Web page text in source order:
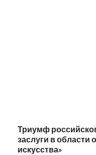
Триумф
заслуги в области
искусства»